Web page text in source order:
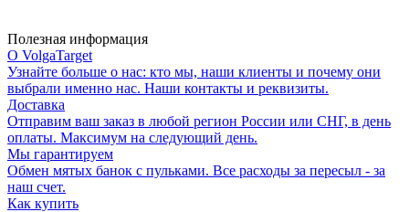
Полезная информация
О VolgaTarget
Узнайте больше о нас: кто мы, наши клиенты и почему они
выбрали именно нас. Наши контакты и реквизиты.
Доставка
Отправим ваш заказ в любой регион России или СНГ, в день
оплаты. Максимум на следующий день.
Мы гарантируем
Обмен мятых банок с пульками. Все расходы за пересыл - за
наш счет.
Как купить